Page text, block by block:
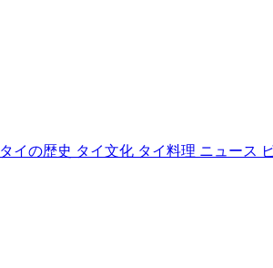
タイの歴史 タイ文化 タイ料理 ニュース